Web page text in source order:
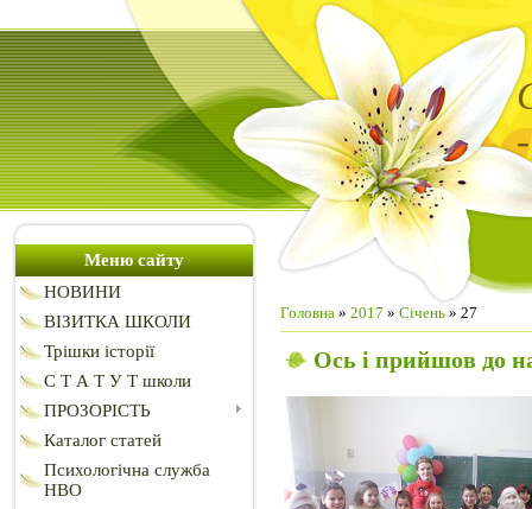
Меню сайту
НОВИНИ
ВІЗИТКА ШКОЛИ
Трішки історії
С Т А Т У Т школи
ПРОЗОРІСТЬ
Каталог статей
Психологічна служба
НВО
Головна » 2017 » Січень » 27
Ось і прийшов до